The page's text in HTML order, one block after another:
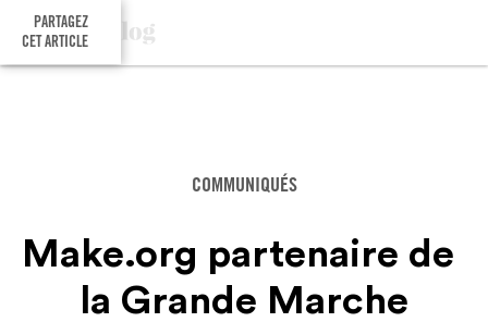
PARTAGEZ
CET ARTICLE
COMMUNIQUÉS
Make.org partenaire de
la Grande Marche